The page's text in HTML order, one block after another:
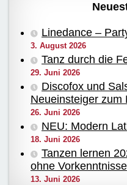
Linedance –
3. August 2026
Tanz durch die
29. Juni 2026
Discofox und
Neueinsteiger zum
26. Juni 2026
NEU: Modern
18. Juni 2026
Tanzen lernen
ohne Vorkenntnisse
13. Juni 2026